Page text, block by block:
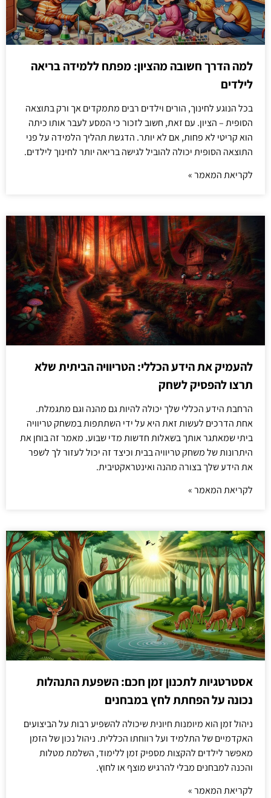
למה הדרך חשובה מהציון: מפתח ללמידה בריאה
לילדים
בכל הנוגע לחינוך, הורים וילדים רבים מתמקדים אך ורק בתוצאה
הסופית – הציון. עם זאת, חשוב לזכור כי המסע לעבר אותו כיתה
הוא קריטי לא פחות, אם לא יותר. הדגשת תהליך הלמידה על פני
התוצאה הסופית יכולה להוביל לגישה בריאה יותר לחינוך לילדים.
לקריאת המאמר »
להעמיק את הידע הכללי: הטריוויה הביתית שלא
תרצו להפסיק לשחק
הרחבת הידע הכללי שלך יכולה להיות גם מהנה וגם מתגמלת.
אחת הדרכים לעשות זאת היא על ידי השתתפות במשחק טריוויה
ביתי שמאתגר אותך בשאלות חדשות מדי שבוע. מאמר זה בוחן את
היתרונות של משחק טריוויה בבית וכיצד זה יכול לעזור לך לשפר
את הידע שלך בצורה מהנה ואינטראקטיבית.
לקריאת המאמר »
אסטרטגיות לתכנון זמן חכם: השפעת התנהלות
נכונה על הפחתת לחץ במבחנים
ניהול זמן הוא מיומנות חיונית שיכולה להשפיע רבות על הביצועים
האקדמיים של התלמיד ועל רווחתו הכללית. ניהול נכון של הזמן
מאפשר לילדים להקצות מספיק זמן ללימוד, השלמת מטלות
והכנה למבחנים מבלי להרגיש מוצף או לחוץ.
לקריאת המאמר »